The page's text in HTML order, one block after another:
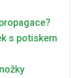
Jim
Poskytne
s potiskem